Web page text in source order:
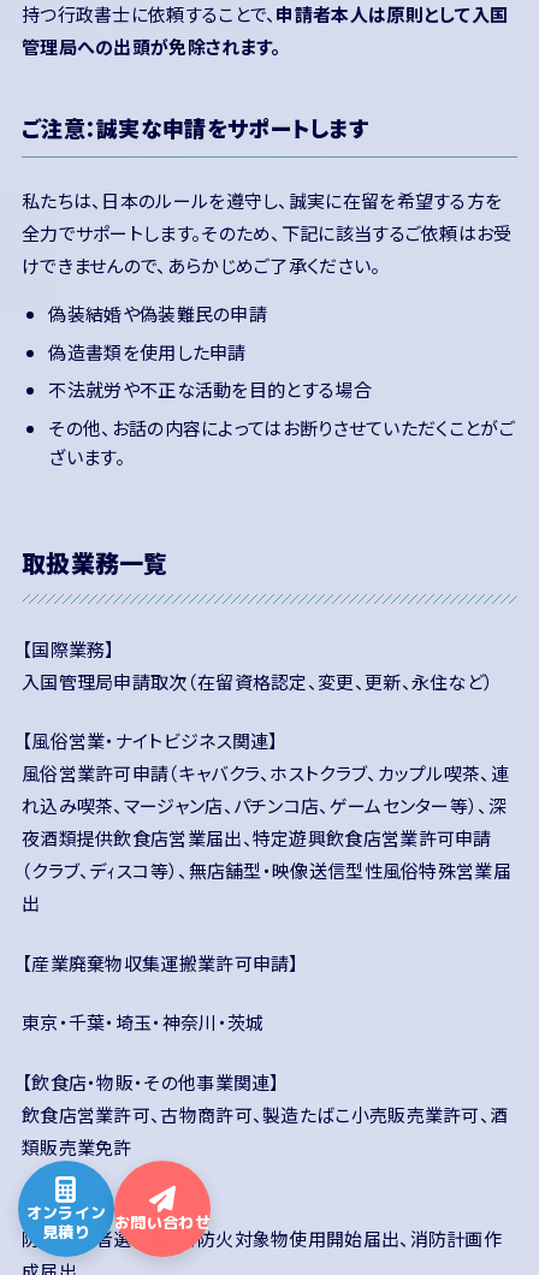
持つ行政書士に依頼することで、申請者本人は原則として入国
管理局への出頭が免除されます。
ご注意：誠実な申請をサポートします
私たちは、日本のルールを遵守し、誠実に在留を希望する方を
全力でサポートします。そのため、下記に該当するご依頼はお受
けできませんので、あらかじめご了承ください。
偽装結婚や偽装難民の申請
偽造書類を使用した申請
不法就労や不正な活動を目的とする場合
その他、お話の内容によってはお断りさせていただくことがご
ざいます。
取扱業務一覧
【国際業務】
入国管理局申請取次（在留資格認定、変更、更新、永住など）
【風俗営業・ナイトビジネス関連】
風俗営業許可申請（キャバクラ、ホストクラブ、カップル喫茶、連
れ込み喫茶、マージャン店、パチンコ店、ゲームセンター等）、深
夜酒類提供飲食店営業届出、特定遊興飲食店営業許可申請
（クラブ、デｨスコ等）、無店舗型・映像送信型性風俗特殊営業届
出
【産業廃棄物収集運搬業許可申請】
東京・千葉・埼玉・神奈川・茨城
【飲食店・物販・その他事業関連】
飲食店営業許可、古物商許可、製造たばこ小売販売業許可、酒
類販売業免許
【消防関連】
防火管理者選任届出、防火対象物使用開始届出、消防計画作
オンライン
見積り
お問い合わせ